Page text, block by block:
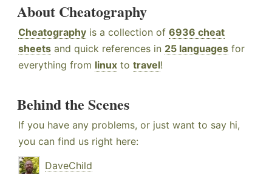
About Cheatography
Cheatography is a collection of 6936 cheat
sheets and quick references in 25 languages for
everything from linux to travel!
Behind the Scenes
If you have any problems, or just want to say hi,
you can find us right here:
DaveChild